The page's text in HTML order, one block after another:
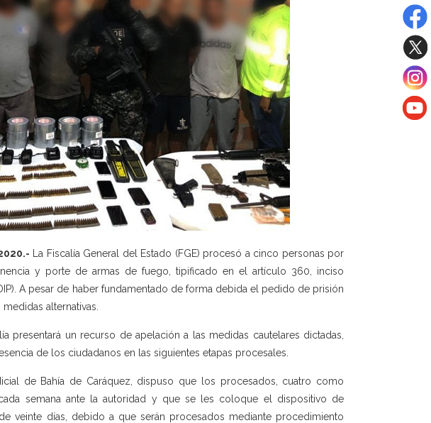
La Fiscalía General del Estado (FGE) procesó a cinco personas por
y porte de armas de fuego, tipificado en el artículo 360, inciso
A pesar de haber fundamentado de forma debida el pedido de prisión
alternativas.
presentará un recurso de apelación a las medidas cautelares dictadas,
de los ciudadanos en las siguientes etapas procesales.
de Bahía de Caráquez, dispuso que los procesados, cuatro como
semana ante la autoridad y que se les coloque el dispositivo de
veinte días, debido a que serán procesados mediante procedimiento